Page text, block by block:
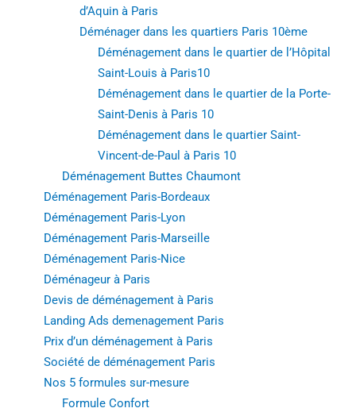
d’Aquin à Paris
Déménager dans les quartiers Paris 10ème
Déménagement dans le quartier de l’Hôpital
Saint-Louis à Paris10
Déménagement dans le quartier de la Porte-
Saint-Denis à Paris 10
Déménagement dans le quartier Saint-
Vincent-de-Paul à Paris 10
Déménagement Buttes Chaumont
Déménagement Paris-Bordeaux
Déménagement Paris-Lyon
Déménagement Paris-Marseille
Déménagement Paris-Nice
Déménageur à Paris
Devis de déménagement à Paris
Landing Ads demenagement Paris
Prix d’un déménagement à Paris
Société de déménagement Paris
Nos 5 formules sur-mesure
Formule Confort